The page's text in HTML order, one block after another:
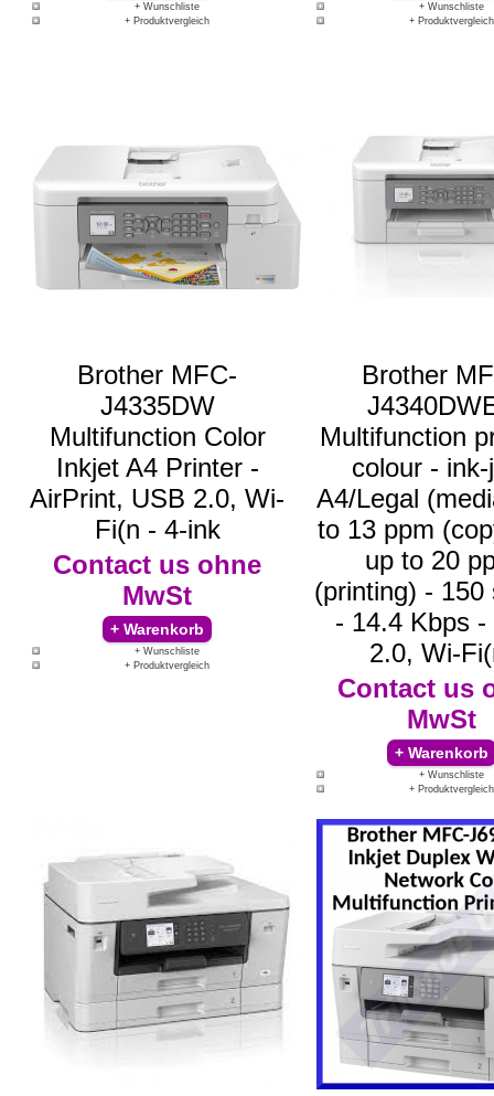
+ Wunschliste
+ Produktvergleich
+ Wunschliste
+ Produktvergleich
Brother MFC-
J4335DW
Multifunction Color
Inkjet A4 Printer -
AirPrint, USB 2.0, Wi-
Fi(n - 4-ink
Contact us ohne
MwSt
+ Wunschliste
+ Produktvergleich
Brother
Multifunction
colour -
A4/Legal
to 13 ppm
up to 20
(printing) - 150
- 14.4 Kbps -
2.0, Wi-
Contact us
MwSt
+ Wunschliste
+ Produktvergleich